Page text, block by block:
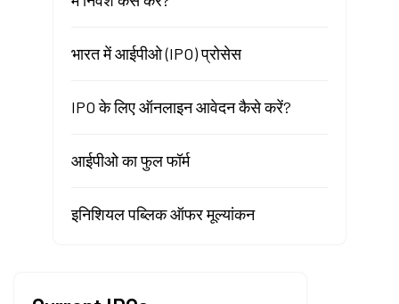
भारत में आईपीओ (IPO) प्रोसेस
IPO के लिए ऑनलाइन आवेदन कैसे करें?
आईपीओ का फुल फॉर्म
इनिशियल पब्लिक ऑफर मूल्यांकन